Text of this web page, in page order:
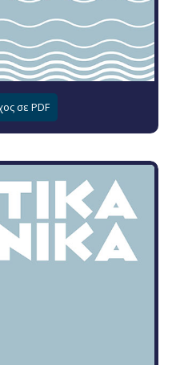
σε PDF